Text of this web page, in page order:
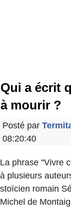
Qui a écrit
à mourir ?
Posté par
08:20:40
La phrase "Vivre
à plusieurs
stoïcien romain
Michel de